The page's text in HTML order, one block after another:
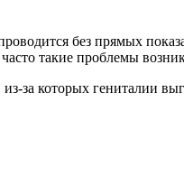
без прямых
такие проблемы
за которых гениталии